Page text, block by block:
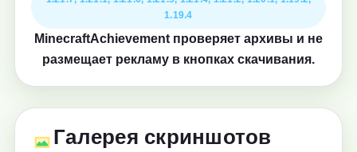
1.19.4
MinecraftAchievement проверяет архивы и не
размещает рекламу в кнопках скачивания.
Галерея скриншотов